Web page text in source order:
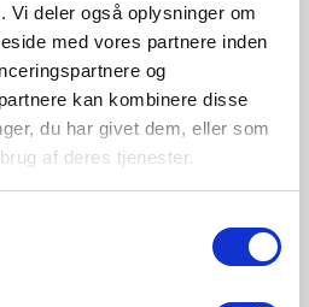
Vi deler også oplysninger om
med vores partnere inden
og
kan kombinere disse
du har givet dem, eller som
af deres tjenester.
Specifications Dimensions
bulb (Energy Class A)